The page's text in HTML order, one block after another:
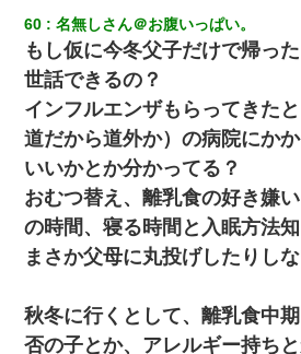
60 名無しさん＠お腹いっぱい。
もし仮に今冬父子だけで帰っ
世話できるの？
インフルエンザもらってきた
道だから道外か）の病院にか
いいかとか分かってる？
おむつ替え、離乳食の好き嫌
の時間、寝る時間と入眠方法
まさか父母に丸投げしたりし
秋冬に行くとして、離乳食中
否の子とか、アレルギー持ち